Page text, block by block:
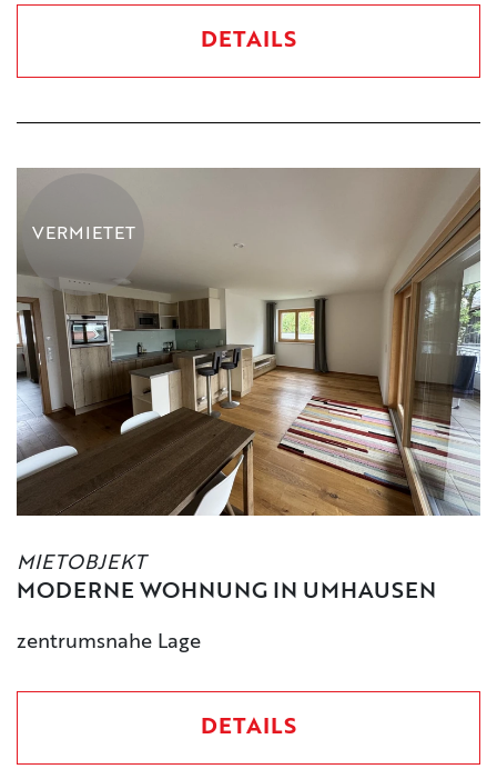
DETAILS
VERMIETET
MIETOBJEKT
MODERNE WOHNUNG IN UMHAUSEN
zentrumsnahe Lage
DETAILS